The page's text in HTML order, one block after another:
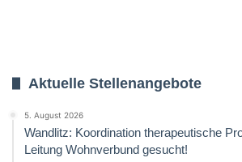
Aktuelle Stellenangebote
5. August 2026
Wandlitz: Koordination therapeutische
Leitung Wohnverbund gesucht!